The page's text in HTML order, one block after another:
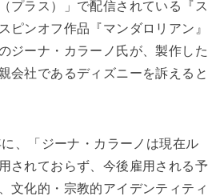
プラス）」で配信されている『ス
ピンオフ作品『マンダロリアン』
ジーナ・カラーノ氏が、製作した
会社であるディズニーを訴えると
、「ジーナ・カラーノは現在ル
されておらず、今後雇用される予
文化的・宗教的アイデンティティ